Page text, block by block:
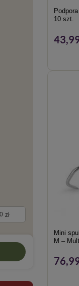
zł
10 szt.
Mini
M –